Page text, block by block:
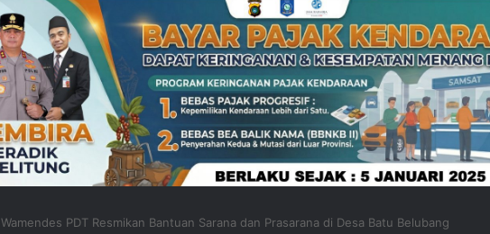
Wamendes PDT Resmikan Bantuan Sarana dan Prasarana di Desa Batu Belubang